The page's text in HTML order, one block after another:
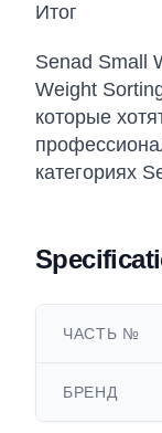
Итог
Senad Small
Weight
которые
категориях
ЧАСТЬ №
БРЕНД